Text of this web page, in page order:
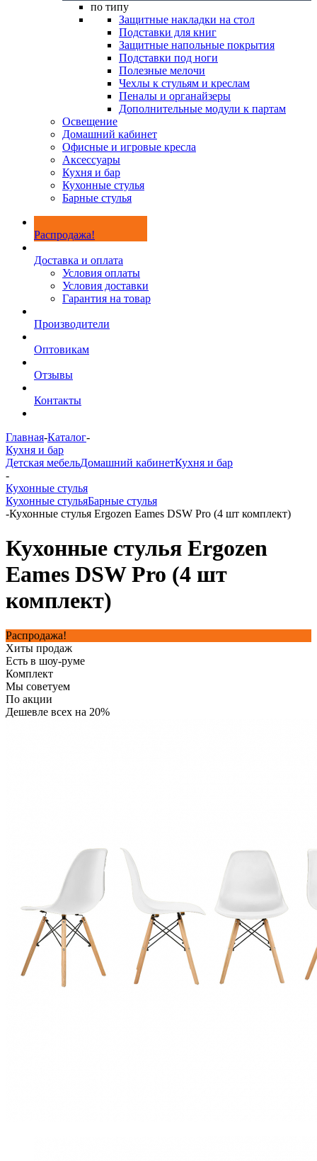
по типу
Защитные накладки на стол
Подставки для книг
Защитные напольные покрытия
Подставки под ноги
Полезные мелочи
Чехлы к стульям и креслам
Пеналы и органайзеры
Дополнительные модули к партам
Освещение
Домашний кабинет
Офисные и игровые кресла
Аксессуары
Кухня и бар
Кухонные стулья
Барные стулья
Распродажа!
Доставка и оплата
Условия оплаты
Условия доставки
Гарантия на товар
Производители
Оптовикам
Отзывы
Контакты
Главная-Каталог-
Кухня и бар
Детская мебельДомашний кабинетКухня и бар
-
Кухонные стулья
Кухонные стульяБарные стулья
-Кухонные стулья Ergozen Eames DSW Pro (4 шт комплект)
Кухонные стулья Ergozen
Eames DSW Pro (4 шт
комплект)
Распродажа!
Хиты продаж
Есть в шоу-руме
Комплект
Мы советуем
По акции
Дешевле всех на 20%